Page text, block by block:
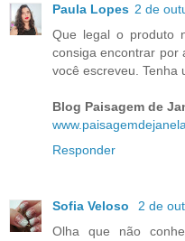
Paula Lopes 2 de
Que legal o produto
consiga encontrar por
você escreveu. Tenha
Blog Paisagem de
Responder
Sofia Veloso
2 de
Olha que não